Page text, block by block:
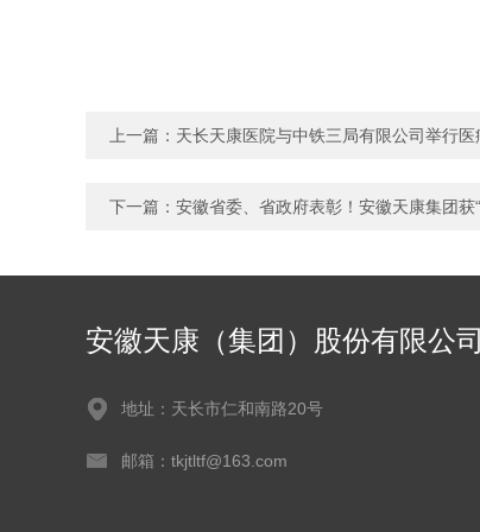
上一篇： 天长天康医院与中铁三局有限公司举行
下一篇： 安徽省委、省政府表彰！安徽天康集团获
安徽天康（集团）股份有限公司
地址：天长市仁和南路20号
邮箱：tkjtltf@163.com